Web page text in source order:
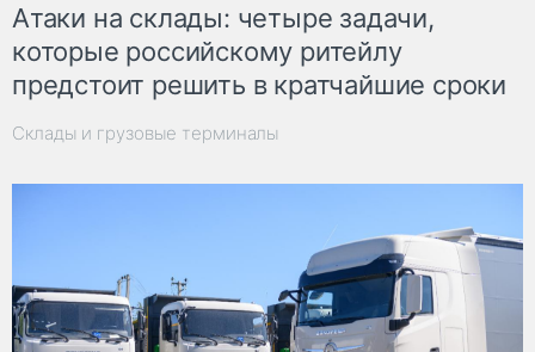
Атаки на склады: четыре задачи,
которые российскому ритейлу
предстоит решить в кратчайшие сроки
Склады и грузовые терминалы